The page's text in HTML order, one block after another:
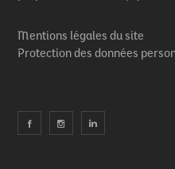
Mentions légales du site
Protection des données